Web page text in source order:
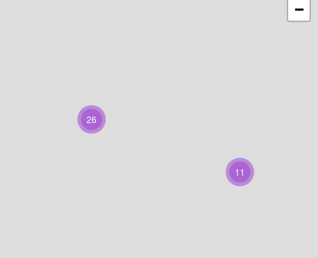
26
11
−